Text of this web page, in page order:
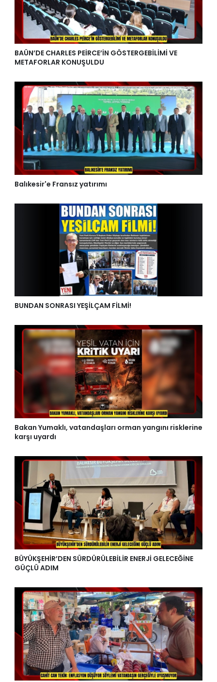
BAÜN’DE CHARLES PEİRCE’İN GÖSTERGEBİLİMİ VE
METAFORLAR KONUŞULDU
Balıkesir'e Fransız yatırımı
BUNDAN SONRASI YEŞİLÇAM FİLMİ!
Bakan Yumaklı, vatandaşları orman yangını risklerine
karşı uyardı
BÜYÜKŞEHİR’DEN SÜRDÜRÜLEBİLİR ENERJİ GELECEĞİNE
GÜÇLÜ ADIM